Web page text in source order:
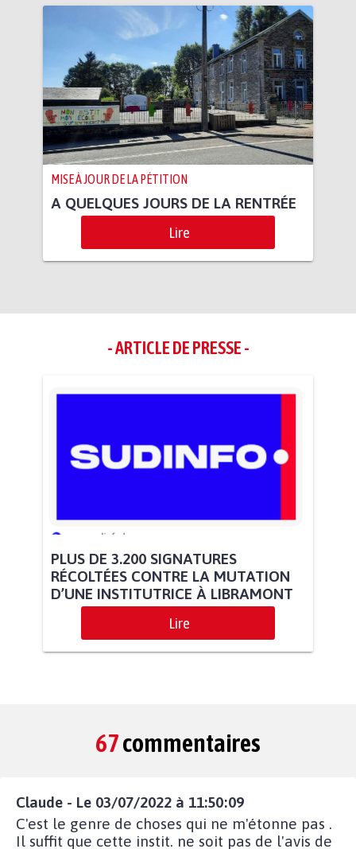
MISE À JOUR DE LA PÉTITION
A QUELQUES JOURS DE LA RENTRÉE
Lire
- ARTICLE DE PRESSE -
PLUS DE 3.200 SIGNATURES
RÉCOLTÉES CONTRE LA MUTATION
D’UNE INSTITUTRICE À LIBRAMONT
Lire
67commentaires
Claude - Le 03/07/2022 à 11:50:09
C'est le genre de choses qui ne m'étonne pas .
Il suffit que cette instit. ne soit pas de l'avis de